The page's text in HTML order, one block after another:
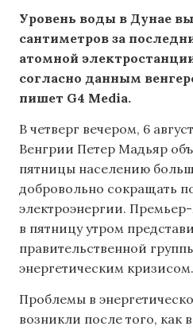
Уровень воды в Дунае
сантиметров за
атомной
согласно данным
пишет G4 Media.
В четверг вечером, 6
Венгрии Петер Мадьяр
пятницы населению
добровольно сокращать
электроэнергии.
в пятницу утром
правительственной
энергетическим кризисом.
Проблемы в
возникли после того, как